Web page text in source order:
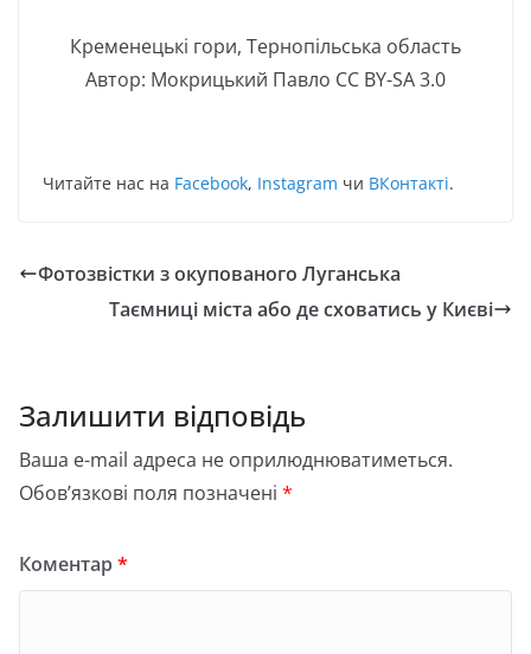
Кременецькі гори, Тернопільська область
Автор: Мокрицький Павло CC BY-SA 3.0
Читайте нас на Facebook, Instagram чи ВКонтакті.
Фотозвістки з окупованого Луганська
Таємниці міста або де сховатись у Києві
Залишити відповідь
Ваша e-mail адреса не оприлюднюватиметься.
Обов’язкові поля позначені *
Коментар*